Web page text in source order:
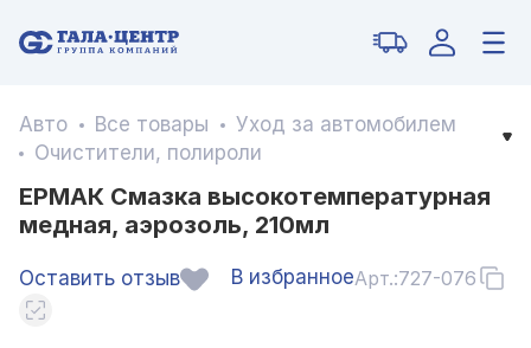
Авто Все товары
Уход за автомобилем
Очистители, полироли
ЕРМАК Смазка высокотемпературная
медная, аэрозоль, 210мл
Оставить отзыв В избранноеАрт.:727-076